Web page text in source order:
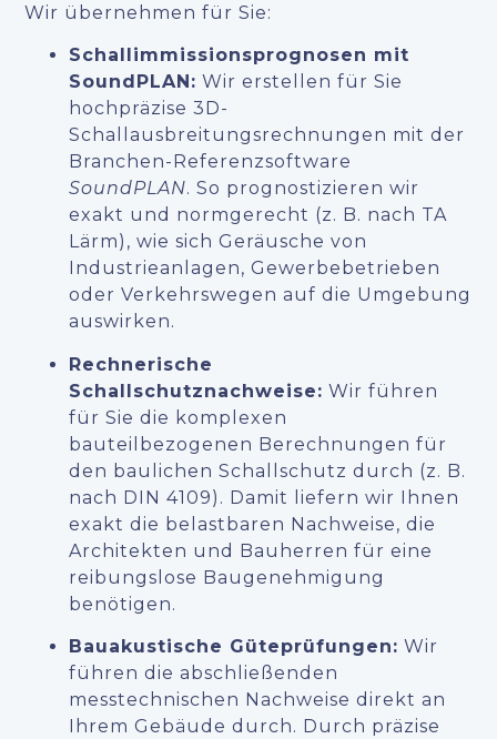
Wir übernehmen für Sie:
Schallimmissionsprognosen mit
SoundPLAN: Wir erstellen für Sie
hochpräzise 3D-
Schallausbreitungsrechnungen mit der
Branchen-Referenzsoftware
SoundPLAN. So prognostizieren wir
exakt und normgerecht (z. B. nach TA
Lärm), wie sich Geräusche von
Industrieanlagen, Gewerbebetrieben
oder Verkehrswegen auf die Umgebung
auswirken.
Rechnerische
Schallschutznachweise: Wir führen
für Sie die komplexen
bauteilbezogenen Berechnungen für
den baulichen Schallschutz durch (z. B.
nach DIN 4109). Damit liefern wir Ihnen
exakt die belastbaren Nachweise, die
Architekten und Bauherren für eine
reibungslose Baugenehmigung
benötigen.
Bauakustische Güteprüfungen: Wir
führen die abschließenden
messtechnischen Nachweise direkt an
Ihrem Gebäude durch. Durch präzise